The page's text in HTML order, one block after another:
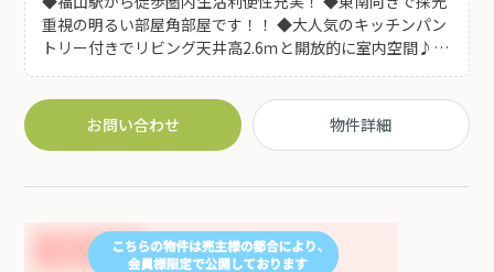
重視の明るい部屋角部屋です！！ ◆大人気のキッチンパン
トリー付きでリビング天井高2.6ｍと開放的に室内空間♪
お問い合わせ
物件詳細